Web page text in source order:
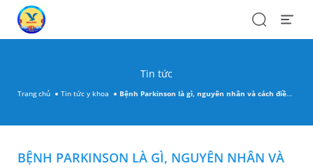
SearchOpen
Tin tức
Trang chủ Tin tức y khoa Bệnh Parkinson là gì, nguyên nhân và cách điều trị
BỆNH PARKINSON LÀ GÌ, NGUYÊN NHÂN VÀ